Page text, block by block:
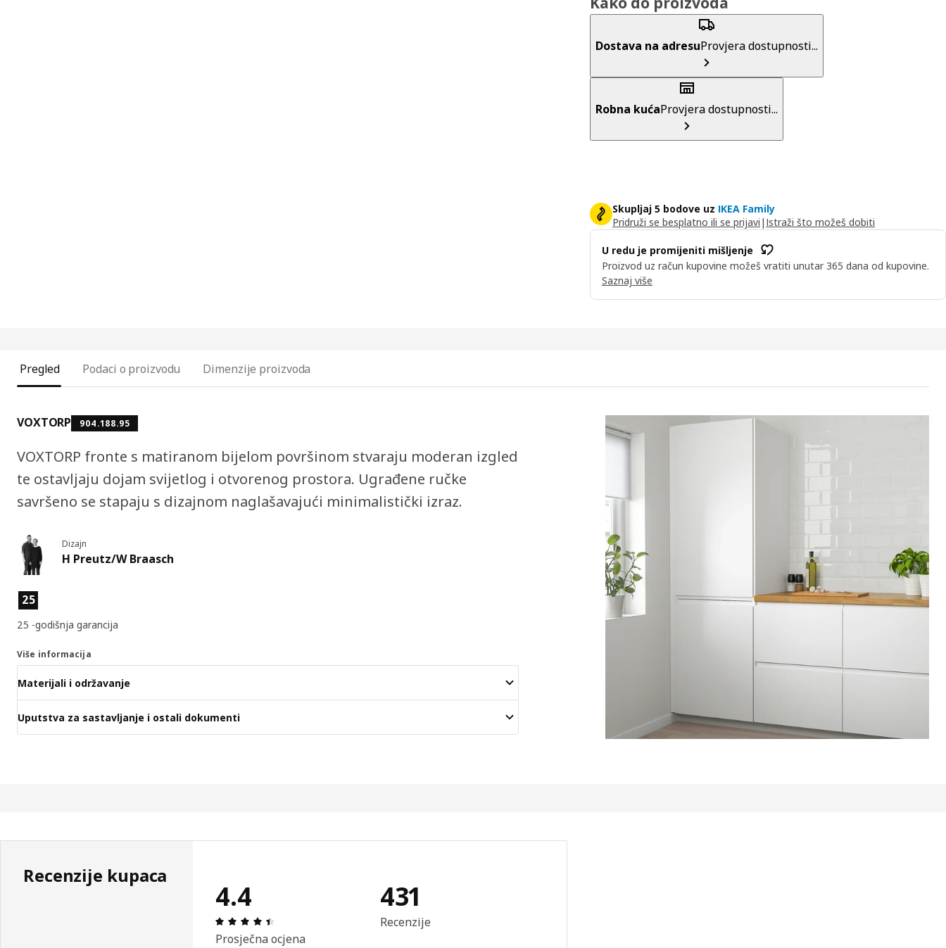
Dostava na adresuProvjera dostupnosti...
Robna kućaProvjera dostupnosti...
Skupljaj 5 bodove uz IKEA Family
Pridruži se besplatno ili se prijavi | Istraži što možeš dobiti
U redu je promijeniti mišljenje
Proizvod uz račun kupovine možeš vratiti unutar 365 dana od kupovine.
Saznaj više
Pregled Podaci o proizvodu Dimenzije proizvoda
VOXTORP 904.188.95
VOXTORP fronte s matiranom bijelom površinom stvaraju moderan izgled
te ostavljaju dojam svijetlog i otvorenog prostora. Ugrađene ručke
savršeno se stapaju s dizajnom naglašavajući minimalistički izraz.
Dizajn
H Preutz/W Braasch
Značajke proizvoda
25
25 -godišnja garancija
Više informacija
Materijali i održavanje
Uputstva za sastavljanje i ostali dokumenti
Recenzije kupaca
4.4
Ocjena i recenzija: 4.4 od 5 zvjezdica. Ukupno recenzija: 431
Prosječna ocjena
431
Recenzije